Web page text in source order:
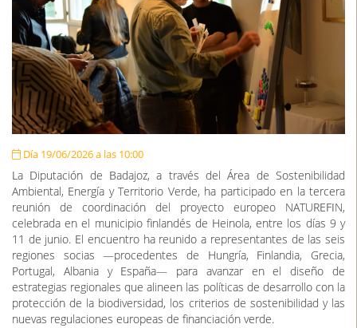
Día 19/06/2026 a las 10:00
La Diputación de Badajoz, a través del Área de Sostenibilidad
Ambiental, Energía y Territorio Verde, ha participado en la tercera
reunión de coordinación del proyecto europeo NATUREFIN,
celebrada en el municipio finlandés de Heinola, entre los días 9 y
11 de junio. El encuentro ha reunido a representantes de las seis
regiones socias —procedentes de Hungría, Finlandia, Grecia,
Portugal, Albania y España— para avanzar en el diseño de
estrategias regionales que alineen las políticas de desarrollo con la
protección de la biodiversidad, los criterios de sostenibilidad y las
nuevas regulaciones europeas de financiación verde.